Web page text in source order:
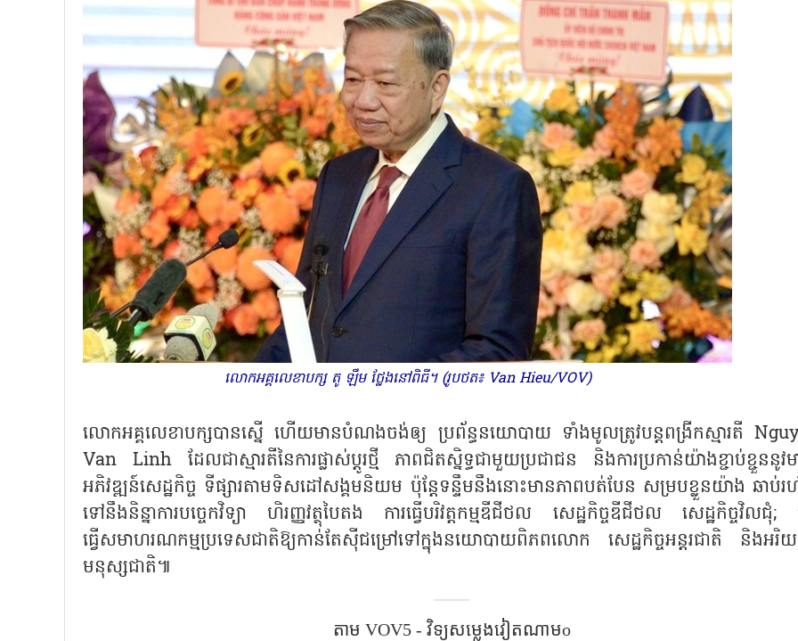
លោកអគ្គលេខាបក្ស តូ ឡឹម ថ្លែងនៅពិធី។ (រូបថត៖ Van Hieu/VOV)
លោកអគ្គលេខាបក្សបានស្នើ ហើយមានបំណងចង់ឲ្យ ប្រព័ន្ធនយោបាយ ទាំងមូលត្រូវបន្តពង្រីកស្មារតី
Van Linh ដែលជាស្មារតីនៃការផ្លាស់ប្ដូរថ្មី ភាពជិតស្និទ្ធជាមួយប្រជាជន និងការប្រកាន់យ៉ាងខ្ជាប់ខ្ជួននូវម
អភិវឌ្ឍន៍សេដ្ឋកិច្ច ទីផ្សារតាមទិសដៅសង្គមនិយម ប៉ុន្តែទន្ទឹមនឹងនោះមានភាពបត់បែន សម្របខ្លួនយ៉ាង ឆាប់
ទៅនឹងនិន្នាការបច្ចេកវិទ្យា ហិរញ្ញវត្ថុបៃតង ការធ្វើបរិវត្តកម្មឌីជីថល សេដ្ឋកិច្ចឌីជីថល សេដ្ឋកិច្ចវិលជុំ;
ធ្វើសមាហរណកម្មប្រទេសជាតិឱ្យកាន់តែស៊ីជម្រៅទៅក្នុងនយោបាយពិភពលោក សេដ្ឋកិច្ចអន្តរជាតិ និងអរិ
មនុស្សជាតិ៕
តាម​ VOV5 - វិទ្យុសម្លេងវៀតណាមo